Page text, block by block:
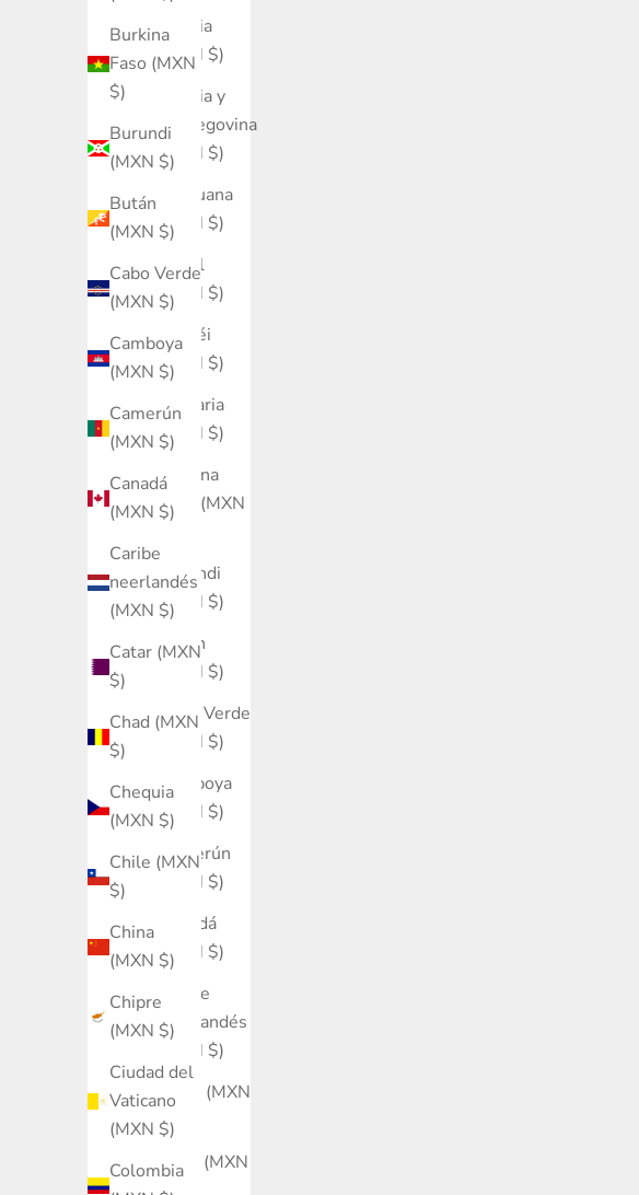
Burkina
Faso (MXN
$)
Burundi
(MXN $)
Bután
(MXN $)
Cabo Verde
(MXN $)
Camboya
(MXN $)
Camerún
(MXN $)
Canadá
(MXN $)
Caribe
neerlandés
(MXN $)
Catar (MXN
$)
Chad (MXN
$)
Chequia
(MXN $)
Chile (MXN
$)
China
(MXN $)
Chipre
(MXN $)
Ciudad del
Vaticano
(MXN $)
Colombia
Bolivia
(MXN $)
Bosnia y
Herzegovina
(MXN $)
Botsuana
(MXN $)
Brasil
(MXN $)
Brunéi
(MXN $)
Bulgaria
(MXN $)
Burkina
Faso (MXN
Burundi
(MXN $)
Bután
(MXN $)
Cabo Verde
(MXN $)
Camboya
(MXN $)
Camerún
(MXN $)
Canadá
(MXN $)
Caribe
neerlandés
(MXN $)
Catar (MXN
$)
Chad (MXN